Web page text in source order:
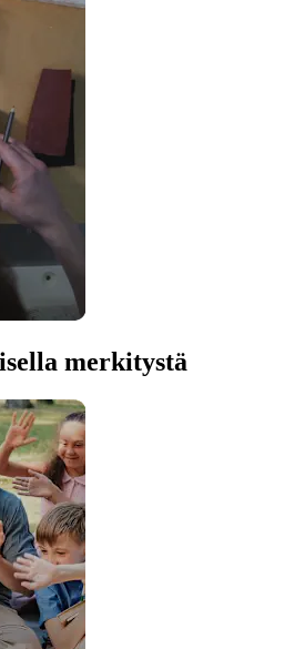
merkitystä